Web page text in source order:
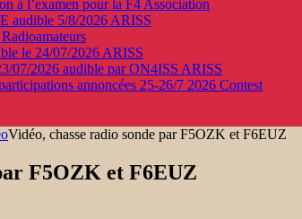
à l’examen pour la F4 Association
audible 5/8/2026 ARISS
Radioamateurs
le 24/07/2026 ARISS
07/2026 audible par ON4ISS ARISS
annoncées 25-26/7 2026 Contest
Vidéo, chasse radio sonde par F5OZK et F6EUZ
F5OZK et F6EUZ